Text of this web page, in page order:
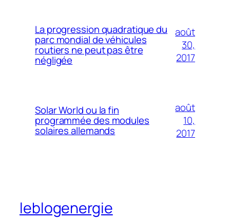
La progression quadratique du
parc mondial de véhicules
routiers ne peut pas être
négligée
août
30,
2017
Solar World ou la fin
programmée des modules
solaires allemands
août
10,
2017
leblogenergie